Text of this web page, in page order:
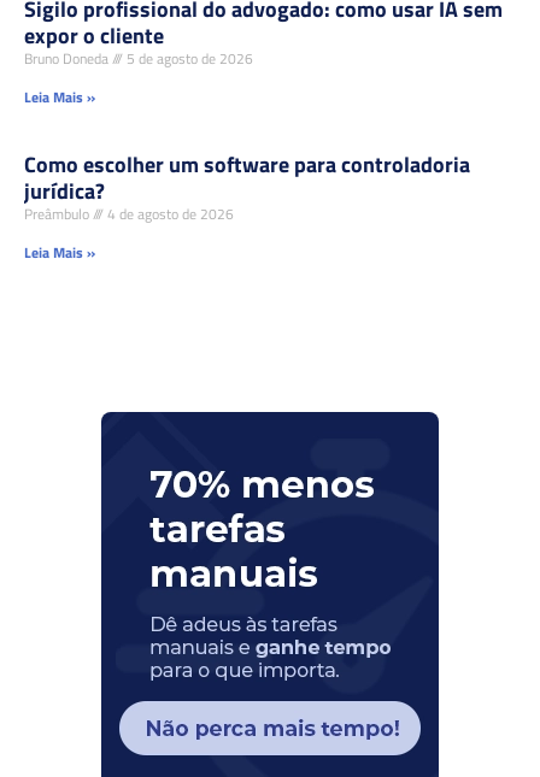
Sigilo profissional do advogado: como usar IA sem
expor o cliente
Bruno Doneda
5 de agosto de 2026
Leia Mais »
Como escolher um software para controladoria
jurídica?
Preâmbulo
4 de agosto de 2026
Leia Mais »